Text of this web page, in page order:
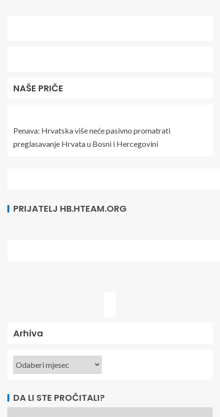
NAŠE PRIČE
Penava: Hrvatska više neće pasivno promatrati
preglasavanje Hrvata u Bosni i Hercegovini
PRIJATELJ HB.HTEAM.ORG
Arhiva
DA LI STE PROČITALI?